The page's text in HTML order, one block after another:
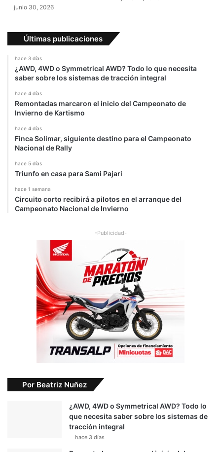
junio 30, 2026
Últimas publicaciones
hace 3 días
¿AWD, 4WD o Symmetrical AWD? Todo lo que necesita
saber sobre los sistemas de tracción integral
hace 4 días
Remontadas marcaron el inicio del Campeonato de
Invierno de Kartismo
hace 4 días
Finca Solimar, siguiente destino para el Campeonato
Nacional de Rally
hace 5 días
Triunfo en casa para Sami Pajari
hace 1 semana
Circuito corto recibirá a pilotos en el arranque del
Campeonato Nacional de Invierno
-Publicidad-
Por Beatriz Nuñez
¿AWD, 4WD o Symmetrical AWD? Todo lo
que necesita saber sobre los sistemas de
tracción integral
hace 3 días